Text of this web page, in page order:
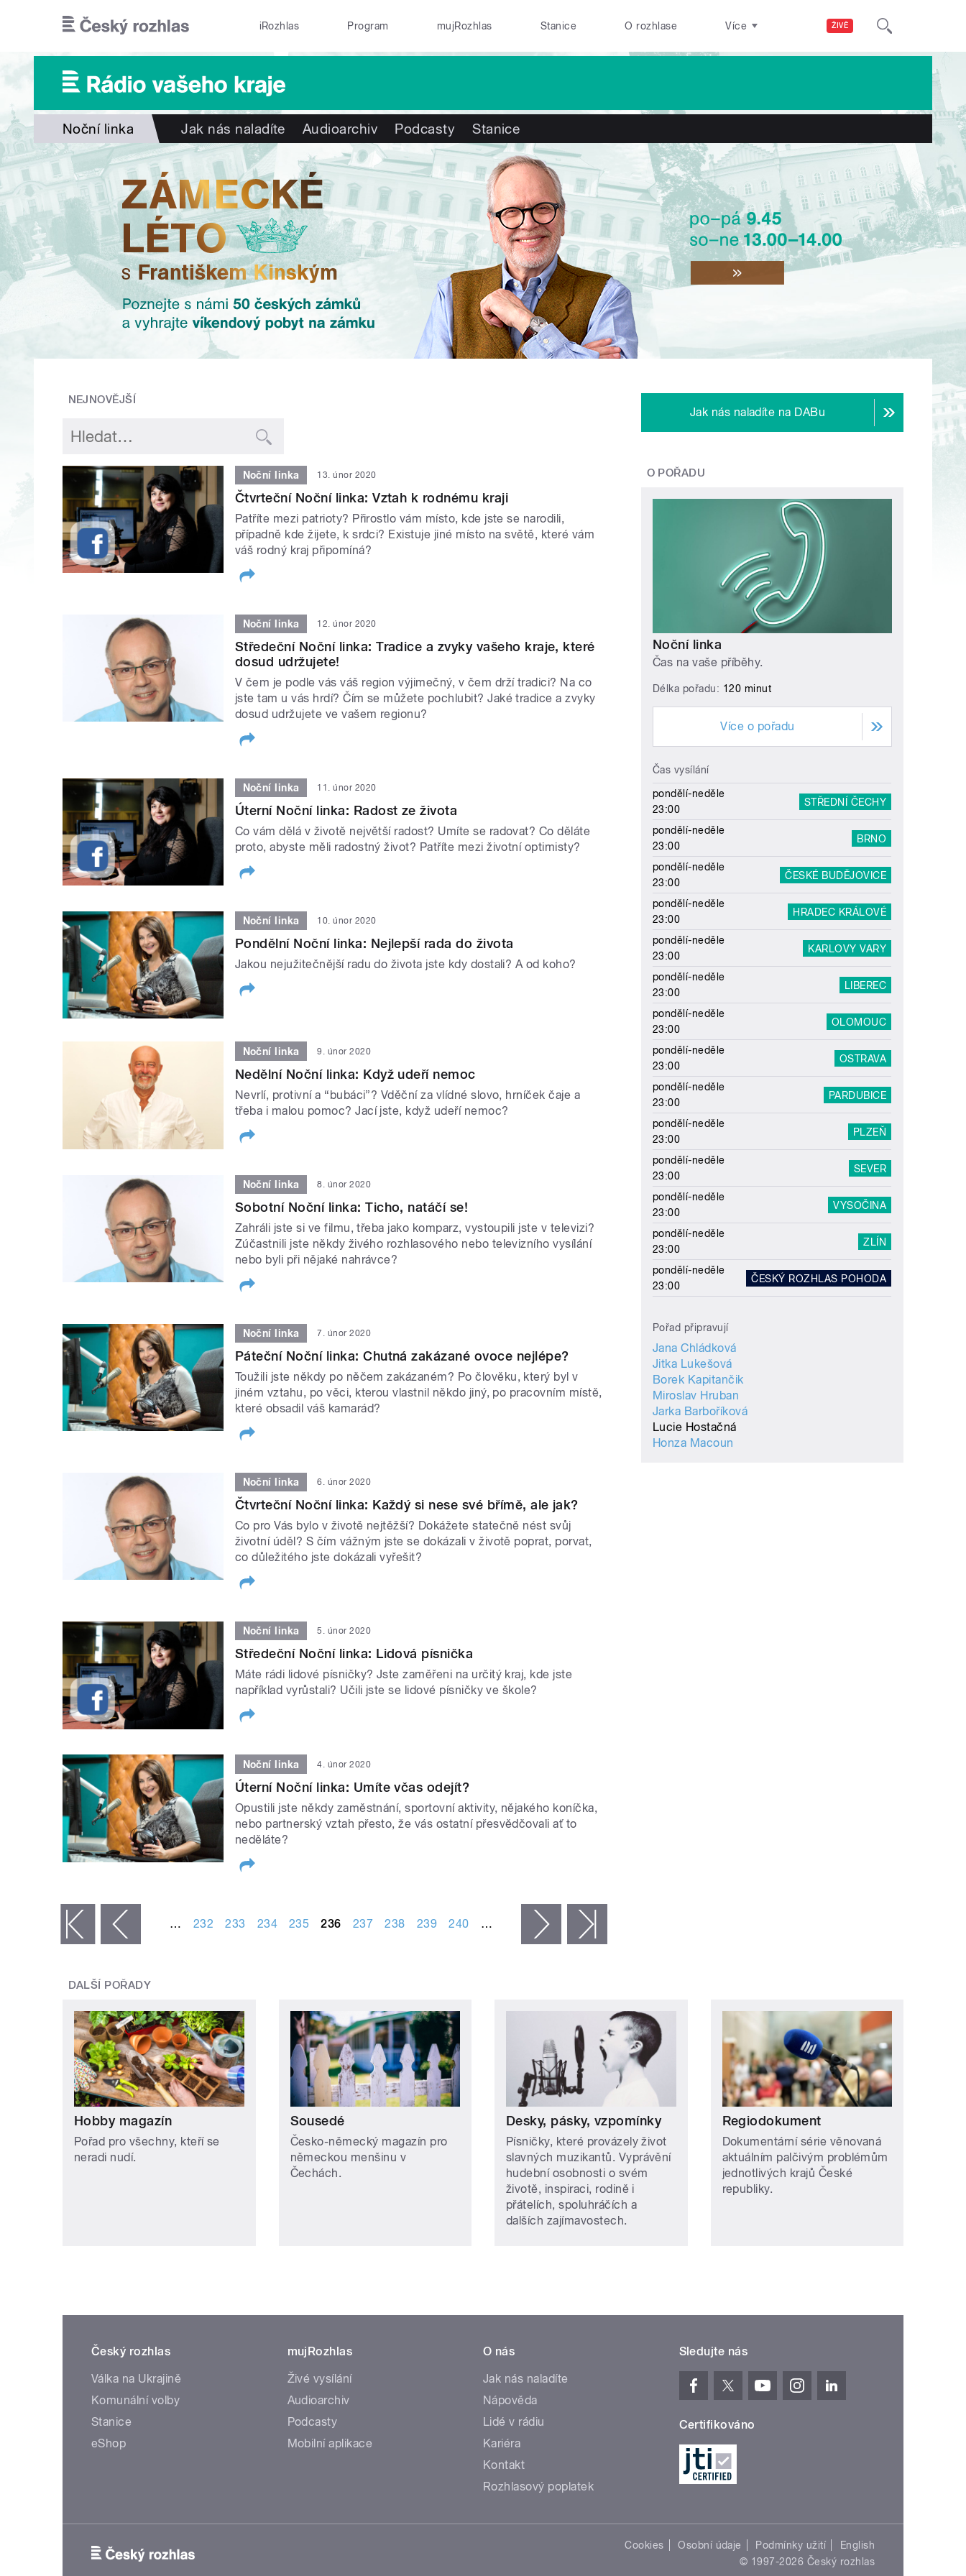
ŽIVĚ
iRozhlas Program mujRozhlas Stanice O rozhlase Více
Noční linka Jak nás naladíte Audioarchiv Podcasty Stanice
NEJNOVĚJŠÍ
Noční linka 13. únor 2020
Čtvrteční Noční linka: Vztah k rodnému kraji
Patříte mezi patrioty? Přirostlo vám místo, kde jste se narodili,
případně kde žijete, k srdci? Existuje jiné místo na světě, které vám
váš rodný kraj připomíná?
Noční linka 12. únor 2020
Středeční Noční linka: Tradice a zvyky vašeho kraje, které
dosud udržujete!
V čem je podle vás váš region výjimečný, v čem drží tradici? Na co
jste tam u vás hrdí? Čím se můžete pochlubit? Jaké tradice a zvyky
dosud udržujete ve vašem regionu?
Noční linka 11. únor 2020
Úterní Noční linka: Radost ze života
Co vám dělá v životě největší radost? Umíte se radovat? Co děláte
proto, abyste měli radostný život? Patříte mezi životní optimisty?
Noční linka 10. únor 2020
Pondělní Noční linka: Nejlepší rada do života
Jakou nejužitečnější radu do života jste kdy dostali? A od koho?
Noční linka 9. únor 2020
Nedělní Noční linka: Když udeří nemoc
Nevrlí, protivní a “bubáci”? Vděční za vlídné slovo, hrníček čaje a
třeba i malou pomoc? Jací jste, když udeří nemoc?
Noční linka 8. únor 2020
Sobotní Noční linka: Ticho, natáčí se!
Zahráli jste si ve filmu, třeba jako komparz, vystoupili jste v televizi?
Zúčastnili jste někdy živého rozhlasového nebo televizního vysílání
nebo byli při nějaké nahrávce?
Noční linka 7. únor 2020
Páteční Noční linka: Chutná zakázané ovoce nejlépe?
Toužili jste někdy po něčem zakázaném? Po člověku, který byl v
jiném vztahu, po věci, kterou vlastnil někdo jiný, po pracovním místě,
které obsadil váš kamarád?
Noční linka 6. únor 2020
Čtvrteční Noční linka: Každý si nese své břímě, ale jak?
Co pro Vás bylo v životě nejtěžší? Dokážete statečně nést svůj
životní úděl? S čím vážným jste se dokázali v životě poprat, porvat,
co důležitého jste dokázali vyřešit?
Noční linka 5. únor 2020
Středeční Noční linka: Lidová písnička
Máte rádi lidové písničky? Jste zaměřeni na určitý kraj, kde jste
například vyrůstali? Učili jste se lidové písničky ve škole?
Noční linka 4. únor 2020
Úterní Noční linka: Umíte včas odejít?
Opustili jste někdy zaměstnání, sportovní aktivity, nějakého koníčka,
nebo partnerský vztah přesto, že vás ostatní přesvědčovali ať to
neděláte?
‹ předchozí … 232 233 234 235 236 237 238 239 240 … následující ›
Jak nás naladíte na DABu
O POŘADU
Noční linka
Čas na vaše příběhy.
Délka pořadu: 120 minut
Více o pořadu
Čas vysílání
pondělí-neděle
23:00
STŘEDNÍ ČECHY
pondělí-neděle
23:00
BRNO
pondělí-neděle
23:00
ČESKÉ BUDĚJOVICE
pondělí-neděle
23:00
HRADEC KRÁLOVÉ
pondělí-neděle
23:00
KARLOVY VARY
pondělí-neděle
23:00
LIBEREC
pondělí-neděle
23:00
OLOMOUC
pondělí-neděle
23:00
OSTRAVA
pondělí-neděle
23:00
PARDUBICE
pondělí-neděle
23:00
PLZEŇ
pondělí-neděle
23:00
SEVER
pondělí-neděle
23:00
VYSOČINA
pondělí-neděle
23:00
ZLÍN
pondělí-neděle
23:00
ČESKÝ ROZHLAS POHODA
Pořad připravují
Jana Chládková
Jitka Lukešová
Borek Kapitančik
Miroslav Hruban
Jarka Barboříková
Lucie Hostačná
Honza Macoun
DALŠÍ POŘADY
Hobby magazín
Pořad pro všechny, kteří se
neradi nudí.
Sousedé
Česko-německý magazín pro
německou menšinu v
Čechách.
Desky, pásky, vzpomínky
Písničky, které provázely život
slavných muzikantů. Vyprávění
hudební osobnosti o svém
životě, inspiraci, rodině i
přátelích, spoluhráčích a
dalších zajímavostech.
Regiodokument
Dokumentární série věnovaná
aktuálním palčivým problémům
jednotlivých krajů České
republiky.
Český rozhlas
Válka na Ukrajině
Komunální volby
Stanice
eShop
mujRozhlas
Živé vysílání
Audioarchiv
Podcasty
Mobilní aplikace
O nás
Jak nás naladíte
Nápověda
Lidé v rádiu
Kariéra
Kontakt
Rozhlasový poplatek
Sledujte nás
Certifikováno
Cookies Osobní údaje Podmínky užití
English
© 1997-2026 Český rozhlas